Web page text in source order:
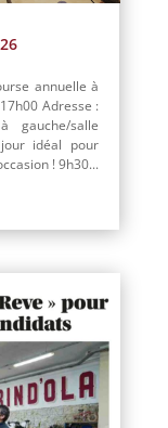
annuelle à
Adresse :
gauche/salle
jour idéal pour
! 9h30...